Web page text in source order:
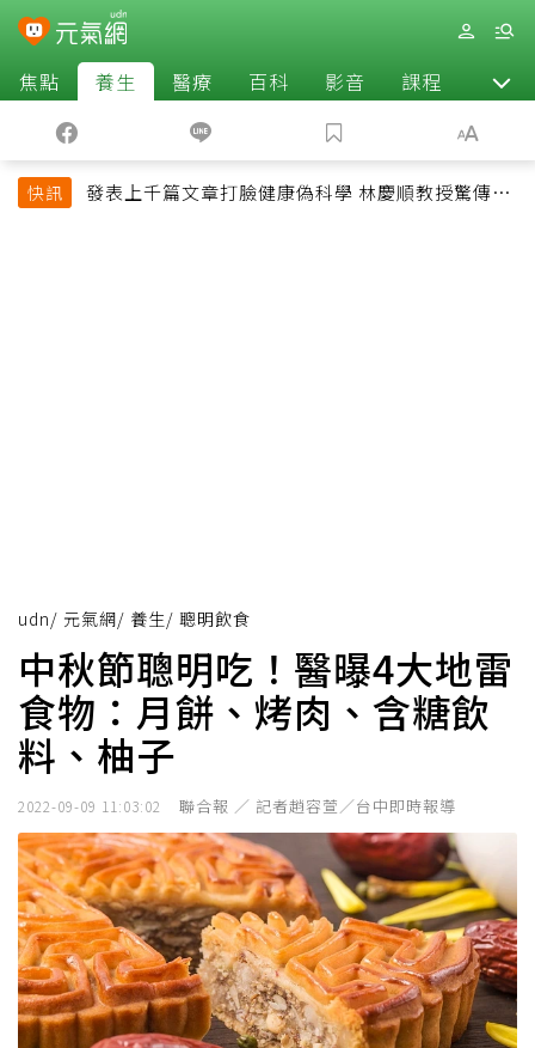
焦點 養生 醫療 百科 影音 課程 退休
快訊
發表上千篇文章打臉健康偽科學 林慶順教授驚傳意
udn/ 元氣網/ 養生/ 聰明飲食
中秋節聰明吃！醫曝4大地雷
食物：月餅、烤肉、含糖飲
料、柚子
2022-09-09 11:03:02 聯合報 ／ 記者趙容萱／台中即時報導